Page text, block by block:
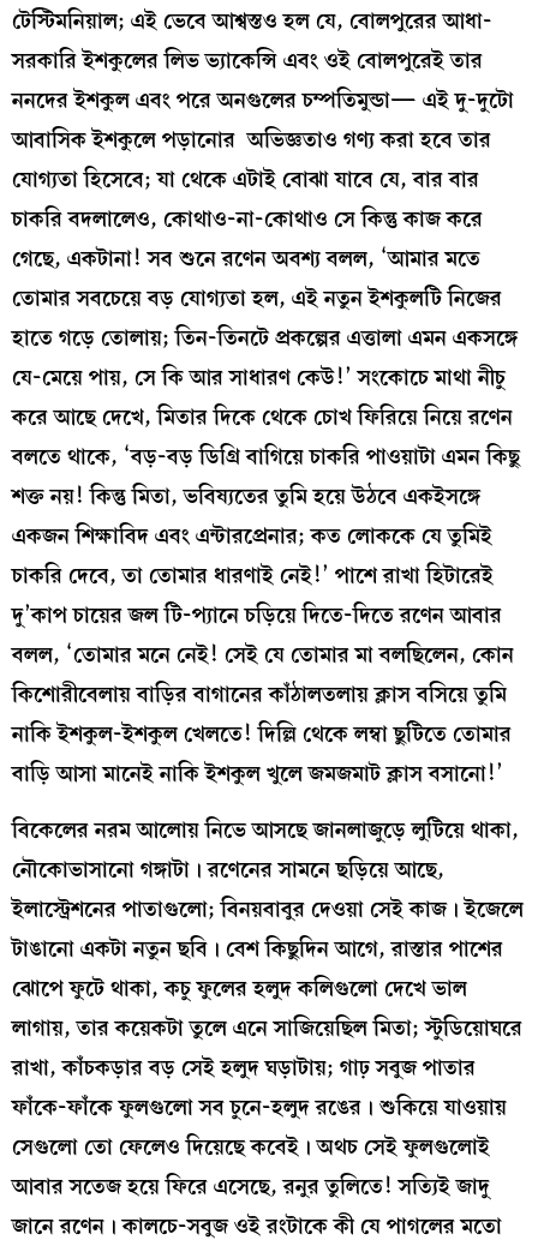
টেস্টিমনিয়াল; এই ভেবে আশ্বস্তও হল যে, বোলপুরের আধা-
সরকারি ইশকুলের লিভ ভ্যাকেন্সি এবং ওই বোলপুরেই তার
ননদের ইশকুল এবং পরে অনগুলের চম্পতিমুন্ডা— এই দু-দুটো
আবাসিক ইশকুলে পড়ানোর অভিজ্ঞতাও গণ্য করা হবে তার
যোগ্যতা হিসেবে; যা থেকে এটাই বোঝা যাবে যে, বার বার
চাকরি বদলালেও, কোথাও-না-কোথাও সে কিন্তু কাজ করে
গেছে, একটানা! সব শুনে রণেন অবশ্য বলল, ‘আমার মতে
তোমার সবচেয়ে বড় যোগ্যতা হল, এই নতুন ইশকুলটি নিজের
হাতে গড়ে তোলায়; তিন-তিনটে প্রকল্পের এত্তালা এমন একসঙ্গে
যে-মেয়ে পায়, সে কি আর সাধারণ কেউ!’ সংকোচে মাথা নীচু
করে আছে দেখে, মিতার দিকে থেকে চোখ ফিরিয়ে নিয়ে রণেন
বলতে থাকে, ‘বড়-বড় ডিগ্রি বাগিয়ে চাকরি পাওয়াটা এমন কিছু
শক্ত নয়! কিন্তু মিতা, ভবিষ্যতের তুমি হয়ে উঠবে একইসঙ্গে
একজন শিক্ষাবিদ এবং এন্টারপ্রেনার; কত লোককে যে তুমিই
চাকরি দেবে, তা তোমার ধারণাই নেই!’ পাশে রাখা হিটারেই
দু’কাপ চায়ের জল টি-প্যানে চড়িয়ে দিতে-দিতে রণেন আবার
বলল, ‘তোমার মনে নেই! সেই যে তোমার মা বলছিলেন, কোন
কিশোরীবেলায় বাড়ির বাগানের কাঁঠালতলায় ক্লাস বসিয়ে তুমি
নাকি ইশকুল-ইশকুল খেলতে! দিল্লি থেকে লম্বা ছুটিতে তোমার
বাড়ি আসা মানেই নাকি ইশকুল খুলে জমজমাট ক্লাস বসানো!’
বিকেলের নরম আলোয় নিভে আসছে জানলাজুড়ে লুটিয়ে থাকা,
নৌকোভাসানো গঙ্গাটা। রণেনের সামনে ছড়িয়ে আছে,
ইলাস্ট্রেশনের পাতাগুলো; বিনয়বাবুর দেওয়া সেই কাজ। ইজেলে
টাঙানো একটা নতুন ছবি। বেশ কিছুদিন আগে, রাস্তার পাশের
ঝোপে ফুটে থাকা, কচু ফুলের হলুদ কলিগুলো দেখে ভাল
লাগায়, তার কয়েকটা তুলে এনে সাজিয়েছিল মিতা; স্টুডিয়োঘরে
রাখা, কাঁচকড়ার বড় সেই হলুদ ঘড়াটায়; গাঢ় সবুজ পাতার
ফাঁকে-ফাঁকে ফুলগুলো সব চুনে-হলুদ রঙের। শুকিয়ে যাওয়ায়
সেগুলো তো ফেলেও দিয়েছে কবেই। অথচ সেই ফুলগুলোই
আবার সতেজ হয়ে ফিরে এসেছে, রনুর তুলিতে! সত্যিই জাদু
জানে রণেন। কালচে-সবুজ ওই রংটাকে কী যে পাগলের মতো